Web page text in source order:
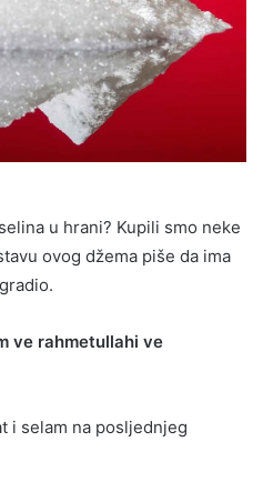
u hrani? Kupili smo neke
ovog džema piše da ima
ve rahmetullahi ve
i selam na posljednjeg